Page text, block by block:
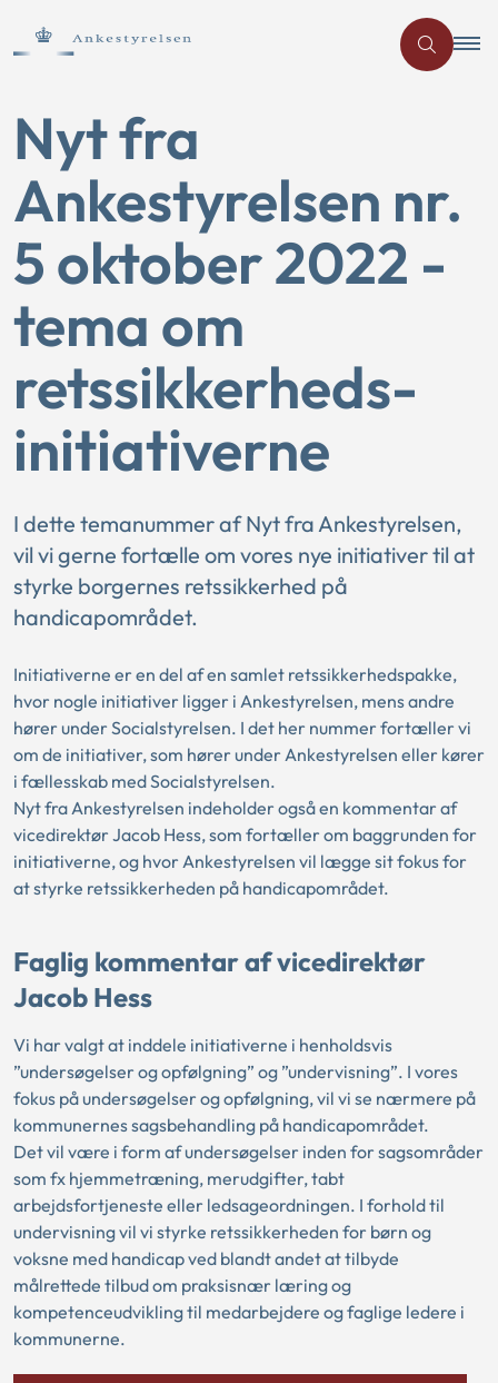
Nyt fra
Ankestyrelsen nr.
5 oktober 2022 -
tema om
retssikkerheds-
initiativerne
I dette temanummer af Nyt fra Ankestyrelsen,
vil vi gerne fortælle om vores nye initiativer til at
styrke borgernes retssikkerhed på
handicapområdet.
Initiativerne er en del af en samlet retssikkerhedspakke,
hvor nogle initiativer ligger i Ankestyrelsen, mens andre
hører under Socialstyrelsen. I det her nummer fortæller vi
om de initiativer, som hører under Ankestyrelsen eller kører
i fællesskab med Socialstyrelsen.
Nyt fra Ankestyrelsen indeholder også en kommentar af
vicedirektør Jacob Hess, som fortæller om baggrunden for
initiativerne, og hvor Ankestyrelsen vil lægge sit fokus for
at styrke retssikkerheden på handicapområdet.
Faglig kommentar af vicedirektør
Jacob Hess
Vi har valgt at inddele initiativerne i henholdsvis
”undersøgelser og opfølgning” og ”undervisning”. I vores
fokus på undersøgelser og opfølgning, vil vi se nærmere på
kommunernes sagsbehandling på handicapområdet.
Det vil være i form af undersøgelser inden for sagsområder
som fx hjemmetræning, merudgifter, tabt
arbejdsfortjeneste eller ledsageordningen. I forhold til
undervisning vil vi styrke retssikkerheden for børn og
voksne med handicap ved blandt andet at tilbyde
målrettede tilbud om praksisnær læring og
kompetenceudvikling til medarbejdere og faglige ledere i
kommunerne.